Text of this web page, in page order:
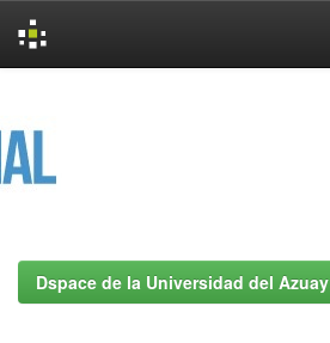
Dspace de la Universidad del Azuay